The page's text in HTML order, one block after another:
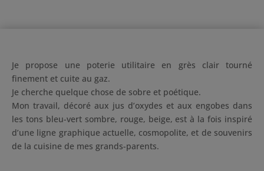
Je propose une poterie utilitaire en grès clair tourné
finement et cuite au gaz.
Je cherche quelque chose de sobre et poétique.
Mon travail, décoré aux jus d’oxydes et aux engobes dans
les tons bleu-vert sombre, rouge, beige, est à la fois inspiré
d’une ligne graphique actuelle, cosmopolite, et de souvenirs
de la cuisine de mes grands-parents.